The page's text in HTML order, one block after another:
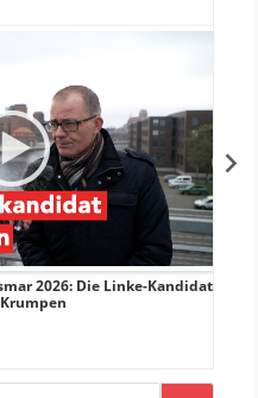
2026: Die Linke-Kandidat